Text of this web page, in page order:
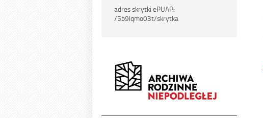
adres skrytki ePUAP:
/5b9lqmo03t/skrytka